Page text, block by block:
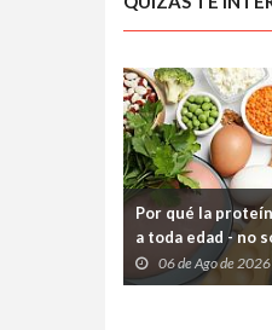
Por qué la
a toda edad - no
deportistas
06 de Ago de 2026